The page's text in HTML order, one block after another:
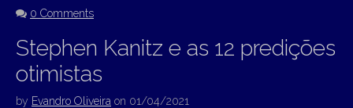
0 Comments
Stephen Kanitz e as 12 predições
otimistas
by Evandro Oliveira on 01/04/2021